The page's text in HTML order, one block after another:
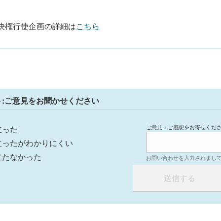
権行使企画の詳細はこちら
ご意見をお聞かせください
た
たがわかりにくい
なかった
ご意見・ご感想をお寄せくだ
お問い合わせを入力されまし